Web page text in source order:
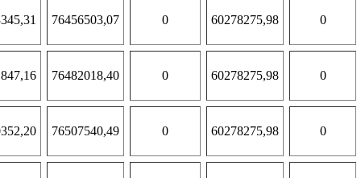
76456503,07 0 60278275,98 0
76482018,40 0 60278275,98 0
76507540,49 0 60278275,98 0